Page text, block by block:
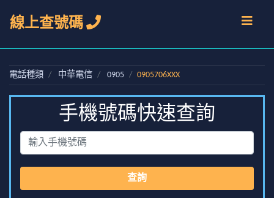
線上查號碼
電話種類 中華電信 0905 0905706XXX
手機號碼快速查詢
查詢